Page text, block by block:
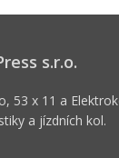
s.r.o.
53 x 11 a
a jízdních kol.